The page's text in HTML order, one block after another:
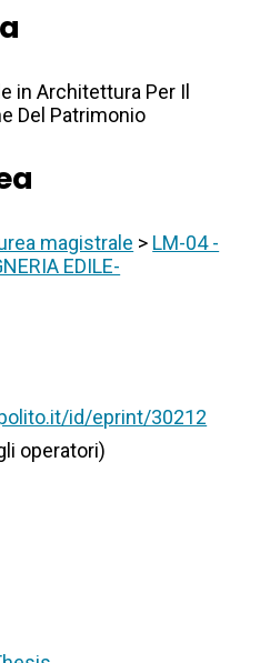
in Architettura Per Il
Del Patrimonio
magistrale > LM-04 -
EDILE-
id/eprint/30212
operatori)